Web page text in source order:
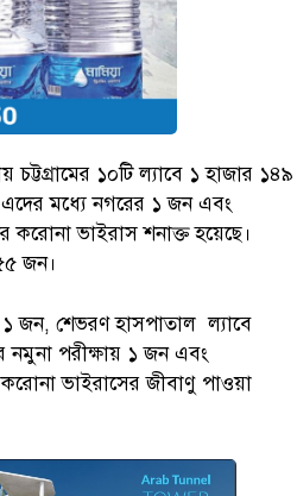
১০টি ল্যাবে ১ হাজার ১৪৯
এদের মধ্যে নগরের ১ জন এবং
করোনা ভাইরাস শনাক্ত হয়েছে।
জন।
জন, শেভরণ হাসপাতাল ল্যাবে
পরীক্ষায় ১ জন এবং
ভাইরাসের জীবাণু পাওয়া